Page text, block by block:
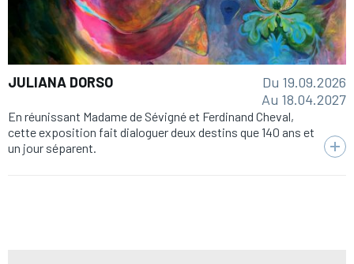
JULIANA DORSO
Du 19.09.2026
Au 18.04.2027
En réunissant Madame de Sévigné et Ferdinand Cheval,
cette exposition fait dialoguer deux destins que 140 ans et
un jour séparent.